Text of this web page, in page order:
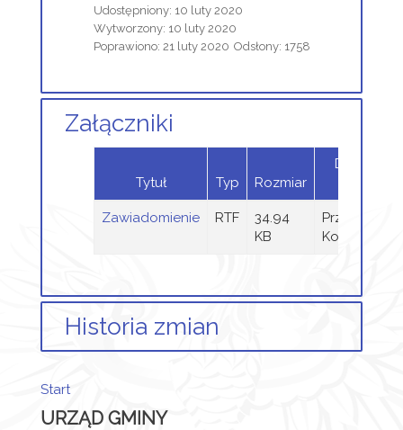
Udostępniony: 10 luty 2020
Wytworzony: 10 luty 2020
Poprawiono: 21 luty 2020 Odsłony: 1758
Załączniki
Tytuł Typ Rozmiar
Dodany
Zawiadomienie RTF
34.94
KB
Przemysław
Kołodziej
Historia zmian
utworzony.
Start
URZĄD GMINY